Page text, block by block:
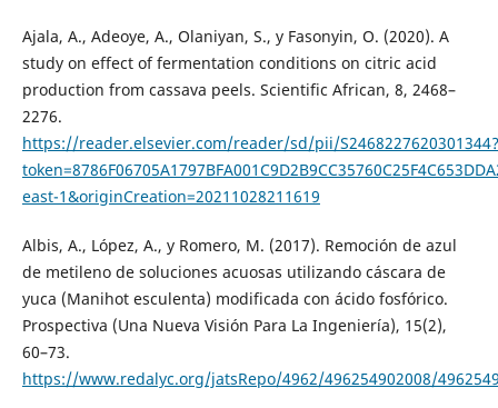
Ajala, A., Adeoye, A., Olaniyan, S., y Fasonyin, O. (2020). A
study on effect of fermentation conditions on citric acid
production from cassava peels. Scientific African, 8, 2468–
2276.
https://reader.elsevier.com/reader/sd/pii/S2468227620301344?
east-1&originCreation=20211028211619
Albis, A., López, A., y Romero, M. (2017). Remoción de azul
de metileno de soluciones acuosas utilizando cáscara de
yuca (Manihot esculenta) modificada con ácido fosfórico.
Prospectiva (Una Nueva Visión Para La Ingeniería), 15(2),
60–73.
https://www.redalyc.org/jatsRepo/4962/496254902008/